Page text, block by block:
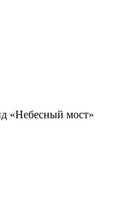
«Небесный мост»